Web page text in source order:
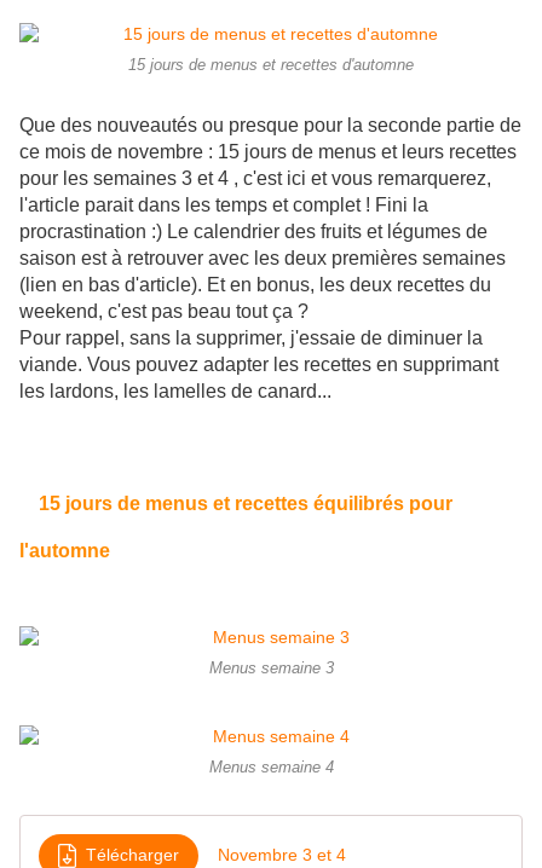
15 jours de menus et recettes d'automne
Que des nouveautés ou presque pour la seconde partie de
ce mois de novembre : 15 jours de menus et leurs recettes
pour les semaines 3 et 4 , c'est ici et vous remarquerez,
l'article parait dans les temps et complet ! Fini la
procrastination :) Le calendrier des fruits et légumes de
saison est à retrouver avec les deux premières semaines
(lien en bas d'article). Et en bonus, les deux recettes du
weekend, c'est pas beau tout ça ?
Pour rappel, sans la supprimer, j'essaie de diminuer la
viande. Vous pouvez adapter les recettes en supprimant
les lardons, les lamelles de canard...
15 jours de menus et recettes équilibrés pour
l'automne
Menus semaine 3
Menus semaine 4
Télécharger Novembre 3 et 4